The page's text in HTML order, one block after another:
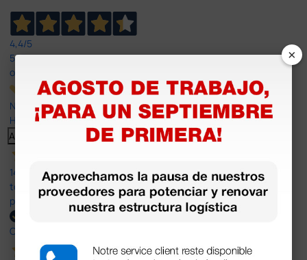
4,4/5
597
opiniones
Nuestras reseñas de 4 y 5 estrellas.
Haga clic aquí para leerlos todos >
Anterior
Siguiente
14 Jul 2026
todo correcto. podria señalar que un poco caro los portes y el
plazo de entrega se alarga.
Comprador verificado
×